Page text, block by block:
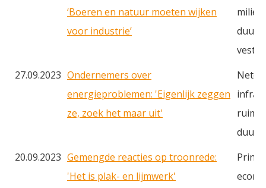
‘Boeren en natuur moeten wijken
voor industrie’
milieu
27.09.2023 Ondernemers over
energieproblemen: 'Eigenlijk zeggen
ze, zoek het maar uit'
20.09.2023 Gemengde reacties op troonrede:
'Het is plak- en lijmwerk'